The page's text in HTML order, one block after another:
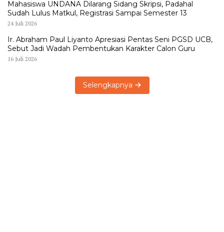
Mahasiswa UNDANA Dilarang Sidang Skripsi, Padahal
Sudah Lulus Matkul, Registrasi Sampai Semester 13
24 Juli 2026
Ir. Abraham Paul Liyanto Apresiasi Pentas Seni PGSD UCB,
Sebut Jadi Wadah Pembentukan Karakter Calon Guru
16 Juli 2026
Selengkapnya